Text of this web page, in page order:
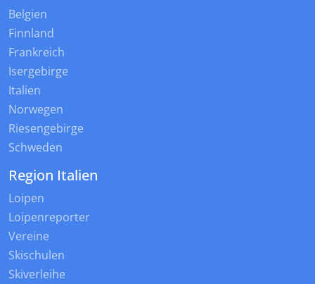
Belgien
Finnland
Frankreich
Isergebirge
Italien
Norwegen
Riesengebirge
Schweden
Region Italien
Loipen
Loipenreporter
Vereine
Skischulen
Skiverleihe